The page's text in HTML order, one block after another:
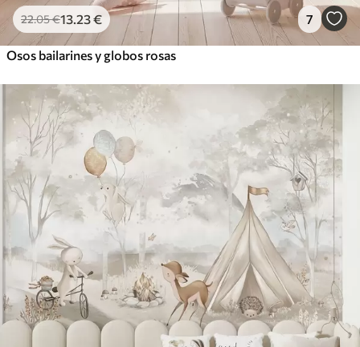
22.05€13.23€ 7
Osos bailarines y globos rosas